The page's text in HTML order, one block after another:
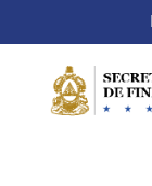
contenido